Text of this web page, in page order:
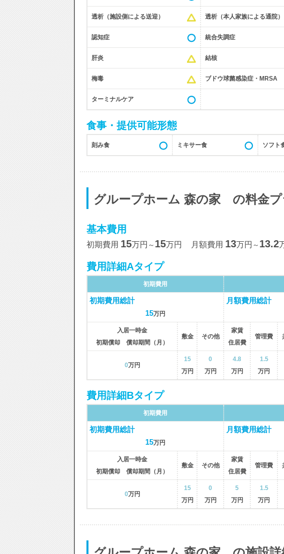
透析（施設側による送迎） 透析（本人家族による通院）
認知症 統合失調症
肝炎 結核
梅毒 ブドウ球菌感染症・MRSA
ターミナルケア
食事・提供可能形態
刻み食 ミキサー食 ソフト
グループホーム 森の家 の料金プ
基本費用
初期費用 15万円 ～ 15万円 月額費用 13万円 ～ 13.2
費用詳細Aタイプ
初期費用
初期費用総計
15万円
月額費用総計
入居一時金
初期償却 償却期間（月）
敷金 その他
家賃
住居費
管理費
0万円
15
万円
0
万円
4.8
万円
1.5
万円
費用詳細Bタイプ
初期費用
初期費用総計
15万円
月額費用総計
入居一時金
初期償却 償却期間（月）
敷金 その他
家賃
住居費
管理費
0万円
15
万円
0
万円
5
万円
1.5
万円